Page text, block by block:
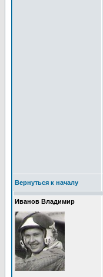
Вернуться к началу
Иванов Владимир